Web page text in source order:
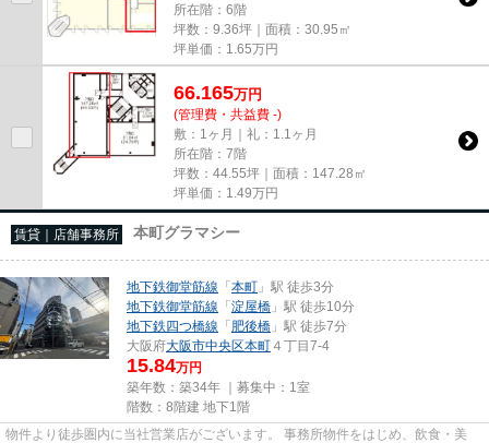
所在階：6階
坪数：9.36坪｜面積：30.95㎡
坪単価： 1.65万円
66.165万円
(管理費・共益費 -)
敷：1ヶ月｜礼：1.1ヶ月
所在階：7階
坪数：44.55坪｜面積：147.28㎡
坪単価： 1.49万円
賃貸｜店舗事務所 本町グラマシー
地下鉄御堂筋線 「本町 」駅 徒歩3分
地下鉄御堂筋線 「淀屋橋 」駅 徒歩10分
地下鉄四つ橋線 「肥後橋 」駅 徒歩7分
大阪府大阪市中央区本町 ４丁目7-4
15.84万円
築年数：築34年 ｜募集中： 1室
階数：8階建 地下1階
物件より徒歩圏内に当社営業店がございます。 事務所物件をはじめ、飲食・美